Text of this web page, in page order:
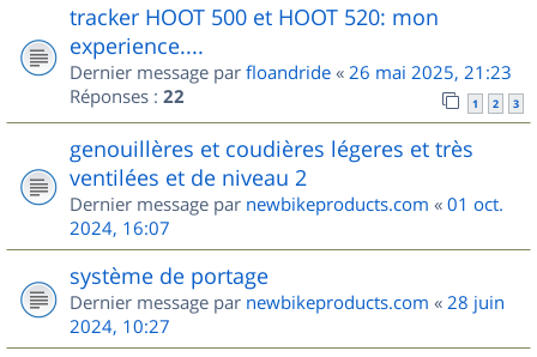
tracker HOOT 500 et HOOT 520: mon
experience....
Dernier message par floandride « 26 mai 2025, 21:23
Réponses : 22 1 2 3
genouillères et coudières légeres et très
ventilées et de niveau 2
Dernier message par newbikeproducts.com « 01 oct.
2024, 16:07
système de portage
Dernier message par newbikeproducts.com « 28 juin
2024, 10:27